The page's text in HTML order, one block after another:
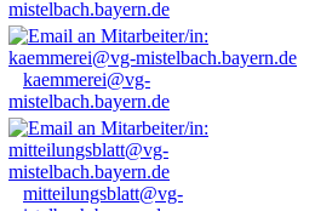
mistelbach.bayern.de
kaemmerei@vg-
mistelbach.bayern.de
mitteilungsblatt@vg-